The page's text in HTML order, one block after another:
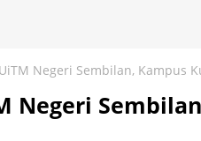
Negeri Sembilan, Kampus
Negeri